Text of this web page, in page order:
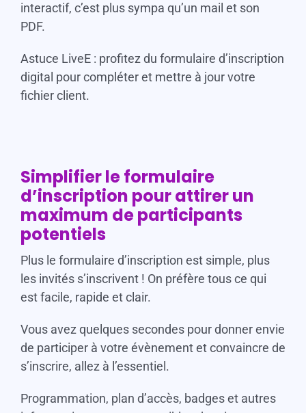
interactif, c’est plus sympa qu’un mail et son
PDF.
Astuce LiveE : profitez du formulaire d’inscription
digital pour compléter et mettre à jour votre
fichier client.
Simplifier le formulaire
d’inscription pour attirer un
maximum de participants
potentiels
Plus le formulaire d’inscription est simple, plus
les invités s’inscrivent ! On préfère tous ce qui
est facile, rapide et clair.
Vous avez quelques secondes pour donner envie
de participer à votre évènement et convaincre de
s’inscrire, allez à l’essentiel.
Programmation, plan d’accès, badges et autres